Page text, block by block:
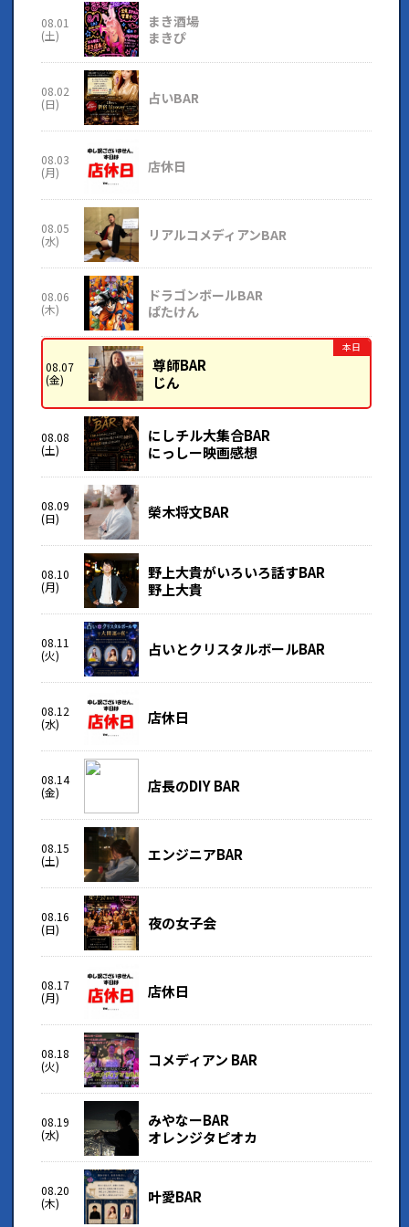
08.01
(土)
まき酒場
まきぴ
08.02
(日)
占いBAR
08.03
(月)
店休日
08.05
(水)
リアルコメディアンBAR
08.06
(木)
ドラゴンボールBAR
ぱたけん
本日
08.07
(金)
尊師BAR
じん
08.08
(土)
にしチル大集合BAR
にっしー映画感想
08.09
(日)
榮木将文BAR
08.10
(月)
野上大貴がいろいろ話すBAR
野上大貴
08.11
(火)
占いとクリスタルボールBAR
08.12
(水)
店休日
08.14
(金)
店長のDIY BAR
08.15
(土)
エンジニアBAR
08.16
(日)
夜の女子会
08.17
(月)
店休日
08.18
(火)
コメディアン BAR
08.19
(水)
みやなーBAR
オレンジタピオカ
08.20
(木)
叶愛BAR